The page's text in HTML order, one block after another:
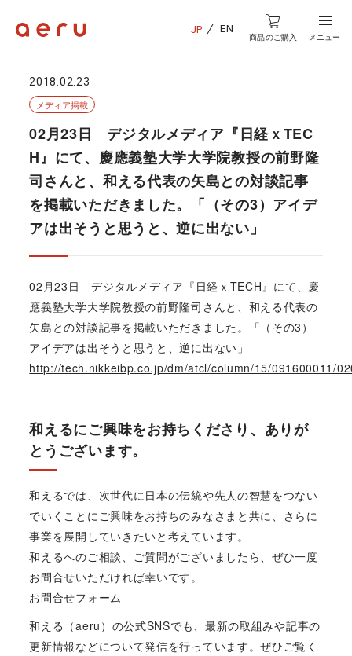
JP EN
商品のご購入 メニュー
2018.02.23
メディア掲載
02月23日 デジタルメディア『日経ｘTEC
H』にて、慶應義塾大学大学院教授の前野隆
司さんと、和える代表の矢島との対談記事
を掲載いただきました。「（その3）アイデ
アは出そうと思うと、逆に出ない」
02月23日 デジタルメディア『日経ｘTECH』にて、慶
應義塾大学大学院教授の前野隆司さんと、和える代表の
矢島との対談記事を掲載いただきました。「（その3）
アイデアは出そうと思うと、逆に出ない」
http://tech.nikkeibp.co.jp/dm/atcl/column/15/091600011/
和えるにご興味をお持ちくださり、ありが
とうございます。
和えるでは、次世代に日本の伝統や先人の智慧をつない
でいくことにご興味をお持ちのみなさまと共に、さらに
事業を展開していきたいと考えています。
和えるへのご相談、ご質問がございましたら、ぜひ一度
お問合せいただければ幸いです。
お問合せフォーム
和える（aeru）の公式SNSでも、最新の取組みや記事の
更新情報などについて発信を行っています。ぜひご覧く